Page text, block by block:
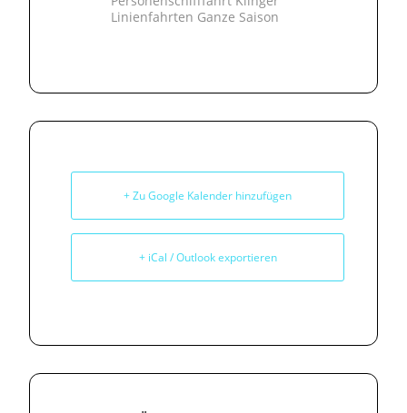
Linienfahrten Ganze Saison
+ Zu Google Kalender hinzufügen
+ iCal / Outlook exportieren